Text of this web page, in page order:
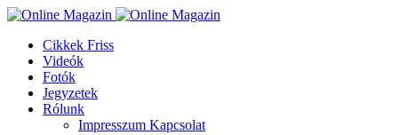
Cikkek Friss
Videók
Fotók
Jegyzetek
Rólunk
Impresszum Kapcsolat